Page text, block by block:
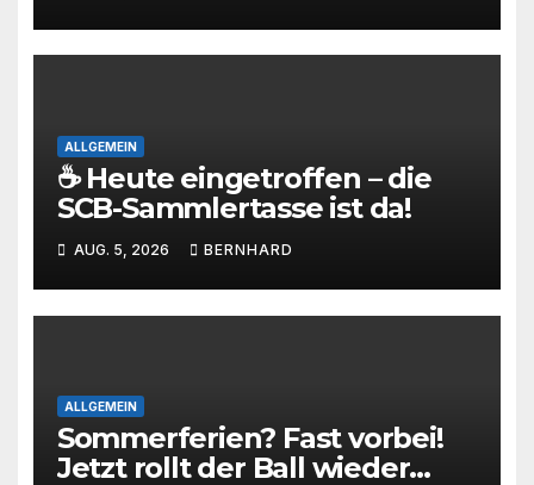
ALLGEMEIN
☕ Heute eingetroffen – die
SCB-Sammlertasse ist da!
AUG. 5, 2026 BERNHARD
ALLGEMEIN
Sommerferien? Fast vorbei!
Jetzt rollt der Ball wieder